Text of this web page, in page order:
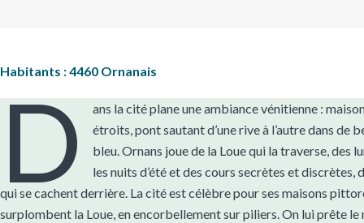
Habitants : 4460 Ornanais
D
ans la cité plane une ambiance vénitienne :
étroits, pont sautant d’une rive à l’autre dans de
bleu. Ornans joue de la Loue qui la traverse, des
les nuits d’été et des cours secrètes et
qui se cachent derrière. La cité est célèbre pour ses maisons
surplombent la Loue, en encorbellement sur piliers. On lui prête le